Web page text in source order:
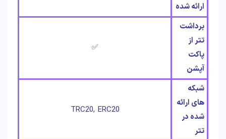
ارائه شده
برداشت
تتر از
پاکت
آپشن
✅
شبکه
های ارائه
شده در
تتر
TRC20, ERC20